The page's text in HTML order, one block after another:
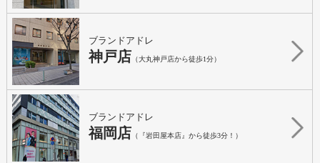
ブランドアドレ
神戸店 （大丸神戸店から徒歩1分）
ブランドアドレ
福岡店 （『岩田屋本店』から徒歩3分！）